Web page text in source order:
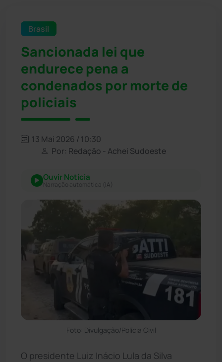
Brasil
Sancionada lei que
endurece pena a
condenados por morte de
policiais
13 Mai 2026 / 10:30
Por: Redação - Achei Sudoeste
Ouvir Notícia
Narração automática (IA)
Foto: Divulgação/Polícia Civil
O presidente Luiz Inácio Lula da Silva